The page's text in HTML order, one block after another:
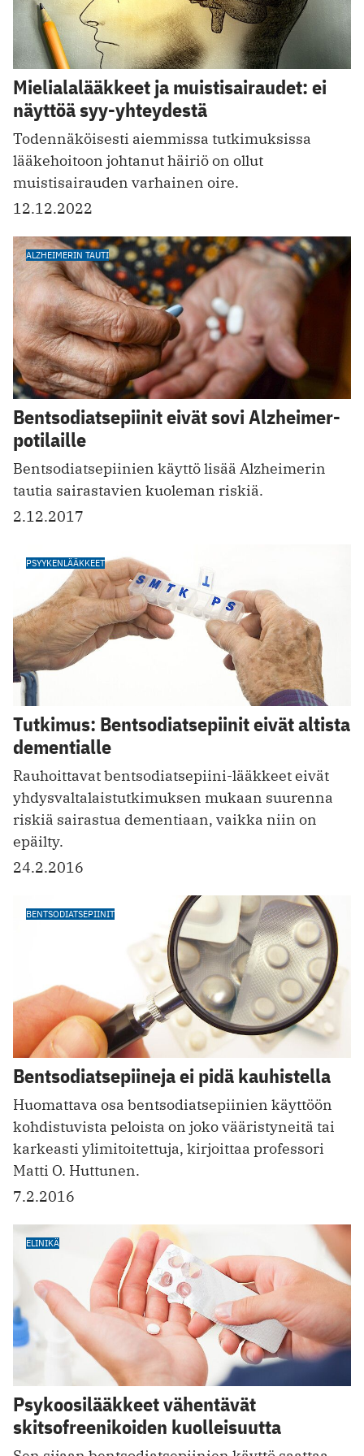
Mielialalääkkeet ja muistisairaudet: ei
näyttöä syy-yhteydestä
Todennäköisesti aiemmissa tutkimuksissa
lääkehoitoon johtanut häiriö on ollut
muistisairauden varhainen oire.
12.12.2022
ALZHEIMERIN TAUTI
Bentsodiatsepiinit eivät sovi Alzheimer-
potilaille
Bentsodiatsepiinien käyttö lisää Alzheimerin
tautia sairastavien kuoleman riskiä.
2.12.2017
PSYYKENLÄÄKKEET
Tutkimus: Bentsodiatsepiinit eivät altista
dementialle
Rauhoittavat bentsodiatsepiini-lääkkeet eivät
yhdysvaltalaistutkimuksen mukaan suurenna
riskiä sairastua dementiaan, vaikka niin on
epäilty.
24.2.2016
BENTSODIATSEPIINIT
Bentsodiatsepiineja ei pidä kauhistella
Huomattava osa bentsodiatsepiinien käyttöön
kohdistuvista peloista on joko vääristyneitä tai
karkeasti ylimitoitettuja, kirjoittaa professori
Matti O. Huttunen.
7.2.2016
ELINIKÄ
Psykoosilääkkeet vähentävät
skitsofreenikoiden kuolleisuutta